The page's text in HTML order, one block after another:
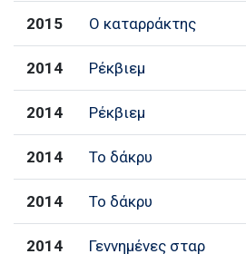
2015 Ο καταρράκτης
2014 Ρέκβιεμ
2014 Ρέκβιεμ
2014 Το δάκρυ
2014 Το δάκρυ
2014 Γεννημένες σταρ